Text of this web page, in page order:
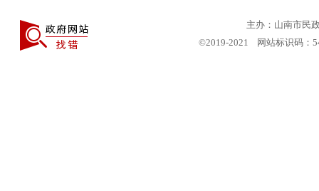
主办：山南市民
©2019-2021 网站标识码：